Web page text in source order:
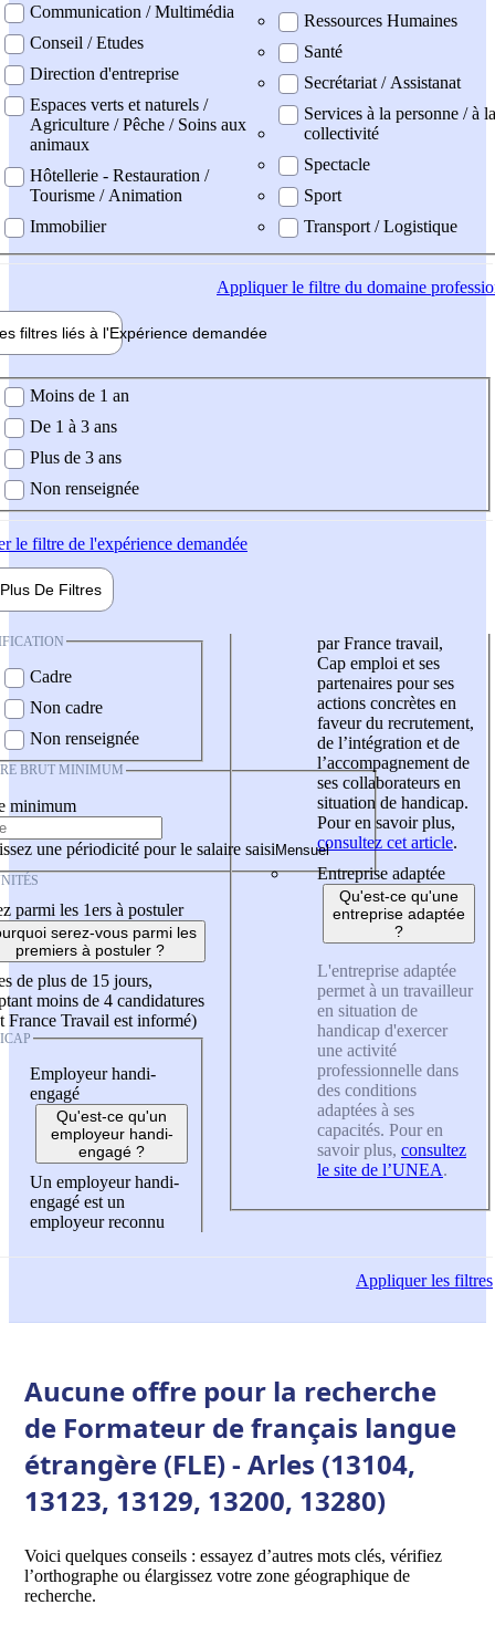
Communication / Multimédia
Conseil / Etudes
Direction d'entreprise
Espaces verts et naturels /
Agriculture / Pêche / Soins aux
animaux
Hôtellerie - Restauration /
Tourisme / Animation
Immobilier
Ressources Humaines
Santé
Secrétariat / Assistanat
Services à la personne / à la
collectivité
Spectacle
Sport
Transport / Logistique
Appliquerle filtre du domaine
filtres liés à l'Expérience demandée
demandée
Moins de 1 an
De 1 à 3 ans
Plus de 3 ans
Non renseignée
le filtre de l'expérience demandée
Plus De Filtres
Cadre
Non cadre
Non renseignée
BRUT MINIMUM
minimum
une périodicité pour le salaire saisi
parmi les 1ers à postuler
serez-vous parmi les
premiers à postuler ?
de plus de 15 jours,
moins de 4 candidatures
France Travail est informé)
Employeur handi-
engagé
Qu'est-ce qu'un
employeur handi-
engagé ?
Un employeur handi-
engagé est un
employeur reconnu
par France travail,
Cap emploi et ses
partenaires pour ses
actions concrètes en
faveur du recrutement,
de l’intégration et de
l’accompagnement de
ses collaborateurs en
situation de handicap.
Pour en savoir plus,
consultez cet article.
Entreprise adaptée
Qu'est-ce qu'une
entreprise adaptée
?
L'entreprise adaptée
permet à un travailleur
en situation de
handicap d'exercer
une activité
professionnelle dans
des conditions
adaptées à ses
capacités. Pour en
savoir plus, consultez
le site de l’UNEA.
Appliquerles filtres
Aucune offre pour la recherche
de Formateur de français langue
étrangère (FLE) - Arles (13104,
13123, 13129, 13200, 13280)
Voici quelques conseils : essayez d’autres mots clés, vérifiez
l’orthographe ou élargissez votre zone géographique de
recherche.